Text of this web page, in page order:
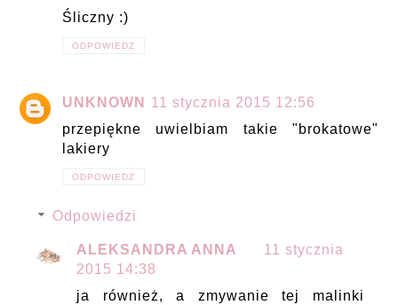
Śliczny :)
ODPOWIEDZ
UNKNOWN
11 stycznia 2015 12:56
przepiękne uwielbiam takie "brokatowe"
lakiery
ODPOWIEDZ
Odpowiedzi
ALEKSANDRA ANNA
11 stycznia
2015 14:38
ja również, a zmywanie tej malinki